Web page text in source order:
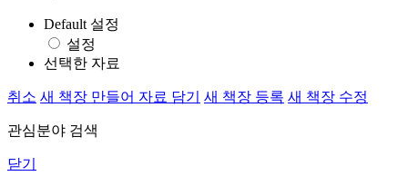
Default 설정
설정
선택한 자료
취소 새 책장 만들어 자료 담기 새 책장 등록 새 책장 수정
관심분야 검색
닫기